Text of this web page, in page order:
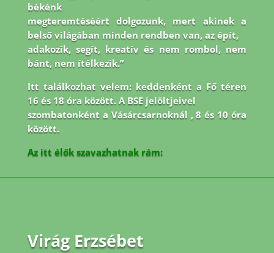
békénk
megteremtéséért dolgozunk, mert akinek a
belső világában minden rendben van, az épít,
adakozik, segít, kreatív és nem rombol, nem
bánt, nem ítélkezik.”
Itt találkozhat velem: keddenként a Fő téren
16 és 18 óra között. A BSE jelöltjeivel
szombatonként a Vásárcsarnoknál , 8 és 10 óra
között.
Az itt élők szavazhatnak rám:
Virág Erzsébet